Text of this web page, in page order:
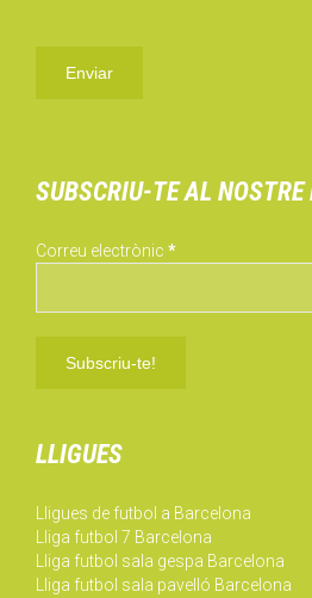
SUBSCRIU-TE AL
Correu electrònic *
LLIGUES
Lligues de futbol a Barcelona
Lliga futbol 7 Barcelona
Lliga futbol sala gespa Barcelona
Lliga futbol sala pavelló Barcelona